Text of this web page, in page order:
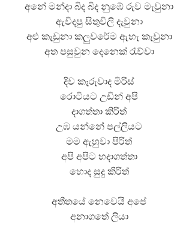
අනේ මන්දා බිද බිද නුඹේ රුව මැවුනා
ඇවිදපු සිතුවිලි දැවුනා
අළු කැඩුනා කලුවරේම ඇහැ කැවුනා
අත පසුවුන දෙනෙක් රැව්වා
දිව කෑරුවාද මිරිස්
රොටියට උඩින් අපි
දාගත්තා කිරිත්
උඹ යන්නේ පල්ලියට
මම ඇහුවා පිරිත්
අපි අපිට හදාගත්තා
හොද සුදු කිරිත්
අතීතයේ නෙවෙයි අපේ
අනාගතේ ලියා